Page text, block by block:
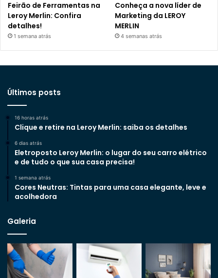
Feirão de Ferramentas na
Leroy Merlin: Confira
detalhes!
1 semana atrás
Conheça a nova líder de
Marketing da LEROY
MERLIN
4 semanas atrás
Últimos posts
16 horas atrás
Clique e retire na Leroy Merlin: saiba os detalhes
6 dias atrás
Eletroposto Leroy Merlin: o lugar do seu carro elétrico
e de tudo o que sua casa precisa!
1 semana atrás
Cores Neutras: Tintas para uma casa elegante, leve e
acolhedora
Galeria